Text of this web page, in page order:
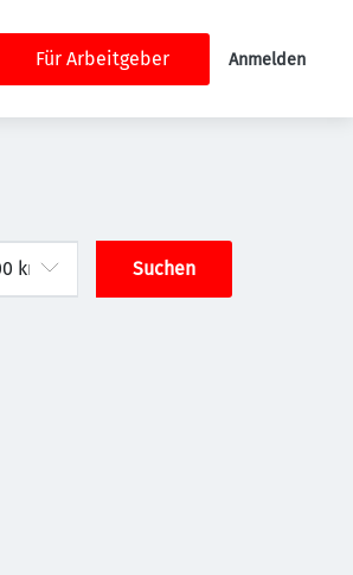
Für Arbeitgeber Anmelden
Suchen